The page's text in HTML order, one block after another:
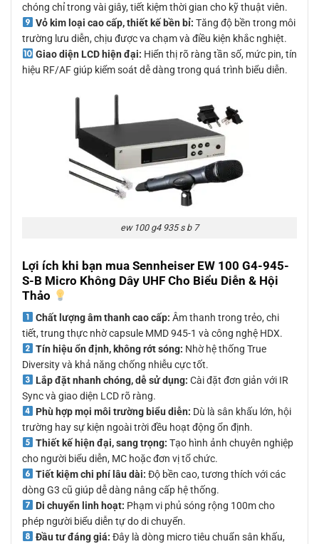
chóng chỉ trong vài giây, tiết kiệm thời gian cho kỹ thuật viên.
Vỏ kim loại cao cấp, thiết kế bền bỉ: Tăng độ bền trong môi
trường lưu diễn, chịu được va chạm và điều kiện khắc nghiệt.
Giao diện LCD hiện đại: Hiển thị rõ ràng tần số, mức pin, tín
hiệu RF/AF giúp kiểm soát dễ dàng trong quá trình biểu diễn.
ew 100 g4 935 s b 7
Lợi ích khi bạn mua Sennheiser EW 100 G4-945-
S-B Micro Không Dây UHF Cho Biểu Diễn & Hội
Thảo
Chất lượng âm thanh cao cấp: Âm thanh trong trẻo, chi
tiết, trung thực nhờ capsule MMD 945-1 và công nghệ HDX.
Tín hiệu ổn định, không rớt sóng: Nhờ hệ thống True
Diversity và khả năng chống nhiễu cực tốt.
Lắp đặt nhanh chóng, dễ sử dụng: Cài đặt đơn giản với IR
Sync và giao diện LCD rõ ràng.
Phù hợp mọi môi trường biểu diễn: Dù là sân khấu lớn, hội
trường hay sự kiện ngoài trời đều hoạt động ổn định.
Thiết kế hiện đại, sang trọng: Tạo hình ảnh chuyên nghiệp
cho người biểu diễn, MC hoặc đơn vị tổ chức.
Tiết kiệm chi phí lâu dài: Độ bền cao, tương thích với các
dòng G3 cũ giúp dễ dàng nâng cấp hệ thống.
Di chuyển linh hoạt: Phạm vi phủ sóng rộng 100m cho
phép người biểu diễn tự do di chuyển.
Đầu tư đáng giá: Đây là dòng micro tiêu chuẩn sân khấu,